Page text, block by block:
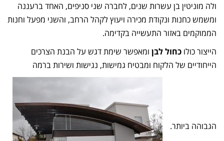
ולה מוניטין בן עשרות שנים, לחברה שני סניפים, האחד ברעננה
ומשמש כחנות ונקודת מכירה ויעוץ לקהל הרחב, והשני מפעל וחנות
הממוקמים באזור התעשייה בקדימה.
הייצור כולו כחול לבן ומאפשר שימת דגש על הבנת הצרכים
הייחודיים של הלקוח ומבטיח גמישות, נגישות ושירות ברמה
הגבוהה ביותר.